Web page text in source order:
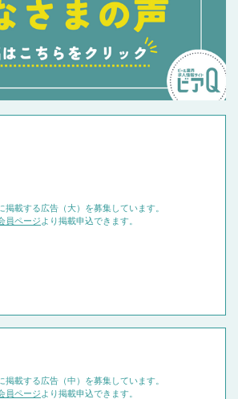
掲載する広告（大）を募集しています。
員ページより掲載申込できます。
掲載する広告（中）を募集しています。
員ページより掲載申込できます。